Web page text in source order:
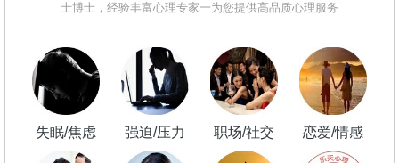
士博士，经验丰富心理专家一为您提供高品质心理服务
失眠/焦虑 强迫/压力 职场/社交 恋爱/情感